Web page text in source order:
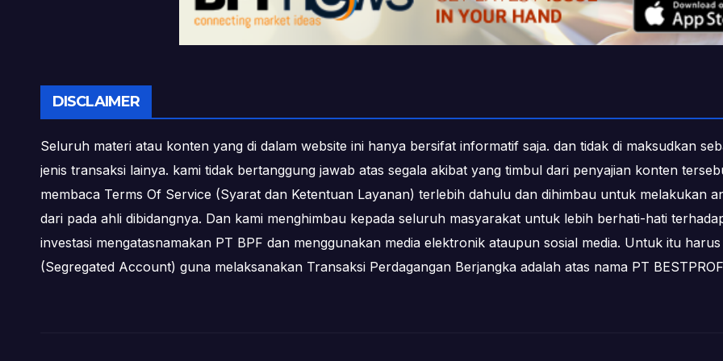
DISCLAIMER
Seluruh materi atau konten yang di dalam website ini hanya bersifat informatif saja. dan tidak di maksudkan
jenis transaksi lainya. kami tidak bertanggung jawab atas segala akibat yang timbul dari penyajian konten
membaca Terms Of Service (Syarat dan Ketentuan Layanan) terlebih dahulu dan dihimbau untuk melakukan
dari pada ahli dibidangnya. Dan kami menghimbau kepada seluruh masyarakat untuk lebih berhati-hati
investasi mengatasnamakan PT BPF dan menggunakan media elektronik ataupun sosial media. Untuk itu
(Segregated Account) guna melaksanakan Transaksi Perdagangan Berjangka adalah atas nama PT